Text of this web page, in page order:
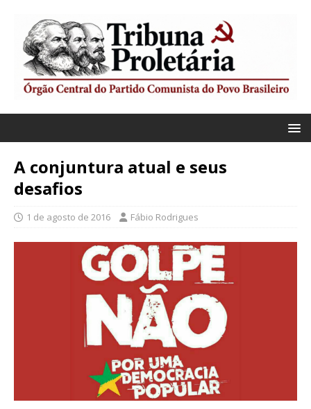
A conjuntura atual e seus
desafios
1 de agosto de 2016 Fábio Rodrigues